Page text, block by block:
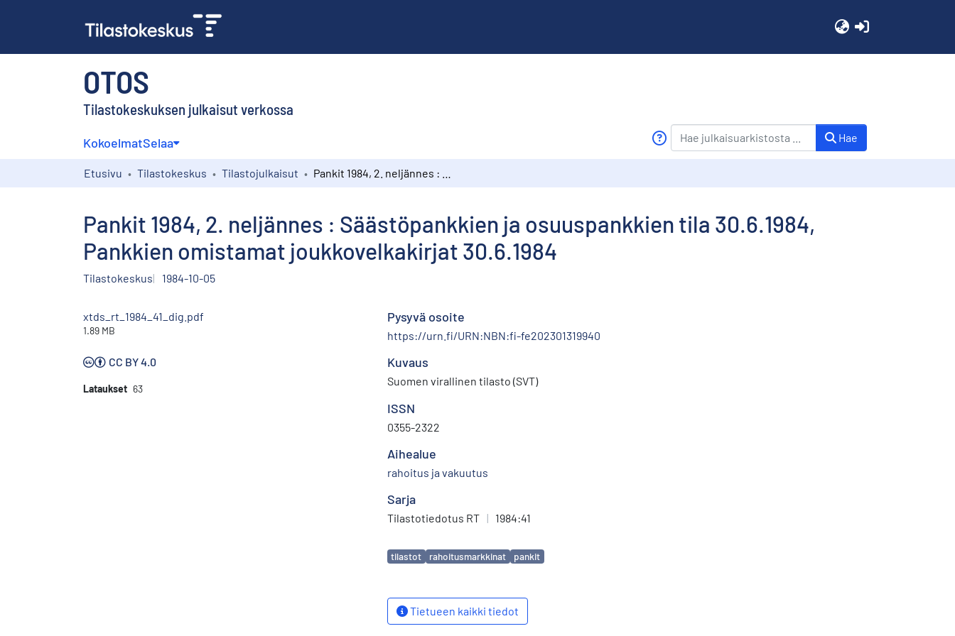
OTOS
Tilastokeskuksen julkaisut verkossa
KokoelmatSelaa Hae
Etusivu Tilastokeskus Tilastojulkaisut
Pankit 1984, 2. neljännes : Säästöpankkien ja osuuspankkien tila 30.6.1984,
Pankkien omistamat joukkovelkakirjat 30.6.1984
Tilastokeskus 1984-10-05
xtds_rt_1984_41_dig.pdf
1.89 MB
CC BY 4.0
Lataukset 63
Pysyvä osoite
https://urn.fi/URN:NBN:fi-fe202301319940
Kuvaus
Suomen virallinen tilasto (SVT)
ISSN
0355-2322
Aihealue
rahoitus ja vakuutus
Sarja
Tilastotiedotus RT | 1984:41
Avainsanat
tilastot rahoitusmarkkinat pankit
Tietueen kaikki tiedot